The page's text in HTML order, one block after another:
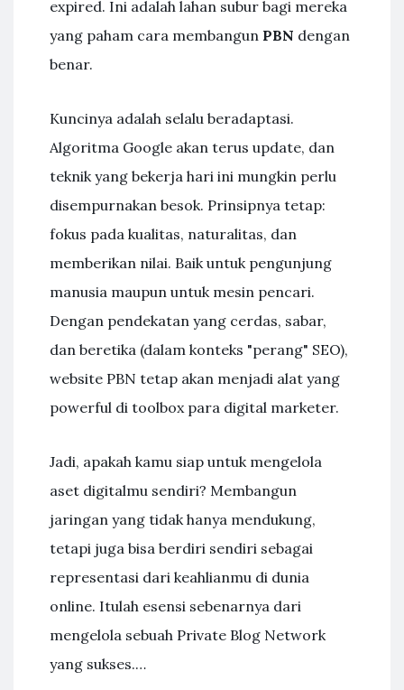
expired. Ini adalah lahan subur bagi mereka
yang paham cara membangun PBN dengan
benar.
Kuncinya adalah selalu beradaptasi.
Algoritma Google akan terus update, dan
teknik yang bekerja hari ini mungkin perlu
disempurnakan besok. Prinsipnya tetap:
fokus pada kualitas, naturalitas, dan
memberikan nilai. Baik untuk pengunjung
manusia maupun untuk mesin pencari.
Dengan pendekatan yang cerdas, sabar,
dan beretika (dalam konteks "perang" SEO),
website PBN tetap akan menjadi alat yang
powerful di toolbox para digital marketer.
Jadi, apakah kamu siap untuk mengelola
aset digitalmu sendiri? Membangun
jaringan yang tidak hanya mendukung,
tetapi juga bisa berdiri sendiri sebagai
representasi dari keahlianmu di dunia
online. Itulah esensi sebenarnya dari
mengelola sebuah Private Blog Network
yang sukses.…